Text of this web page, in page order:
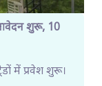
शुरू, 10
में प्रवेश शुरू।